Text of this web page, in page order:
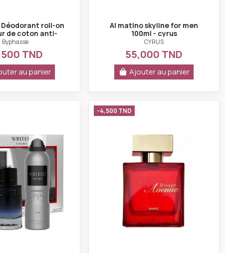
Déodorant roll-on
de coton anti-
50ml
Byphasse
TND
au panier
Al matino skyline for men
100ml - cyrus
CYRUS
55,000 TND
Ajouter au panier
Coffret eau de toilette homme writer -cyrus
-4,500 TND